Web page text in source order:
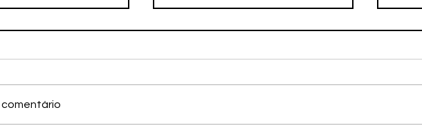
comentário